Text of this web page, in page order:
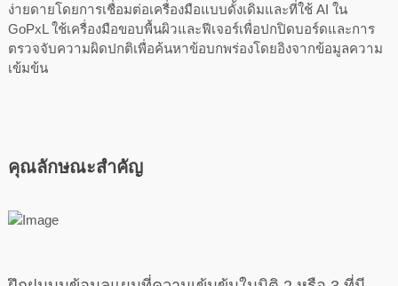
ง่ายดายโดยการเชื่อมต่อเครื่องมือแบบดั้งเดิมและที่ใช้ AI ใน
GoPxL ใช้เครื่องมือขอบพื้นผิวและฟีเจอร์เพื่อปกปิดบอร์ดและการ
ตรวจจับความผิดปกติเพื่อค้นหาข้อบกพร่องโดยอิงจากข้อมูลความ
เข้มข้น
คุณลักษณะสำคัญ